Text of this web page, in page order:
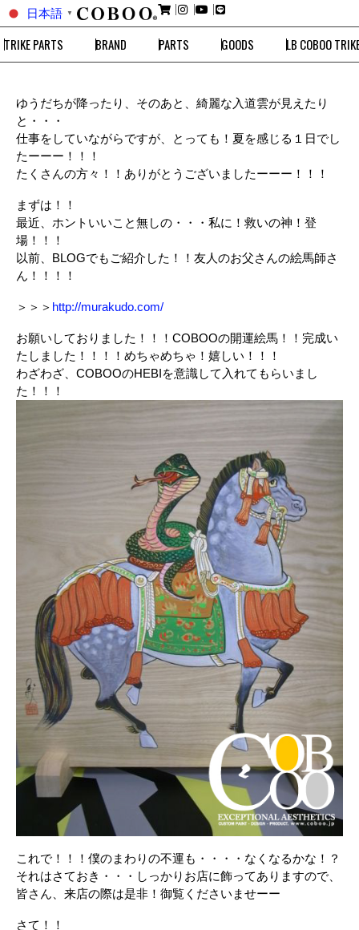
日本語 ▼
TRIKE PARTS BRAND PARTS GOODS LB COBOO
ゆうだちが降ったり、そのあと、綺麗な入道雲が見えたり
と・・・
仕事をしていながらですが、とっても！夏を感じる１日でし
たーーー！！！
たくさんの方々！！ありがとうございましたーーー！！！
まずは！！
最近、ホントいいこと無しの・・・私に！救いの神！登
場！！！
以前、BLOGでもご紹介した！！友人のお父さんの絵馬師さ
ん！！！！
＞＞＞ http://murakudo.com/
お願いしておりました！！！COBOOの開運絵馬！！完成い
たしました！！！！めちゃめちゃ！嬉しい！！！
わざわざ、COBOOのHEBIを意識して入れてもらいまし
た！！！
これで！！！僕のまわりの不運も・・・・なくなるかな！？
それはさておき・・・しっかりお店に飾ってありますので、
皆さん、来店の際は是非！御覧くださいませーー
さて！！